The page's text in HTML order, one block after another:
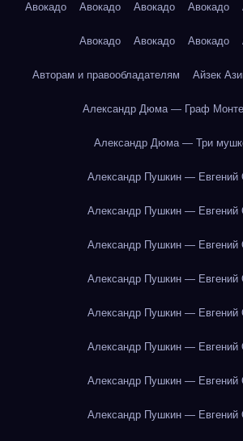
Авокадо Авокадо Авокадо Авокадо
Авокадо Авокадо Авокадо
Авторам и правообладателям Айзек
Александр Дюма — Граф
Александр Дюма — Три
Александр Пушкин — Евгений
Александр Пушкин — Евгений
Александр Пушкин — Евгений
Александр Пушкин — Евгений
Александр Пушкин — Евгений
Александр Пушкин — Евгений
Александр Пушкин — Евгений
Александр Пушкин — Евгений